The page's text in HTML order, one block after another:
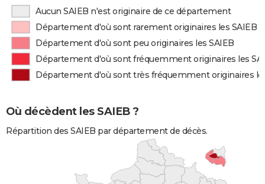
Aucun SAIEB n'est originaire de ce département
Département d'où sont rarement originaires les SAIEB
Département d'où sont peu originaires les SAIEB
Département d'où sont fréquemment originaires les
Département d'où sont très fréquemment originaires
Où décèdent les SAIEB ?
Répartition des SAIEB par département de décès.